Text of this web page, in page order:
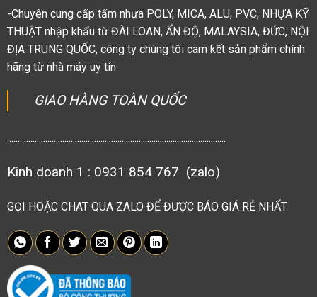
-Chuyên cung cấp tấm nhựa POLY, MICA, ALU, PVC, NHỰA KỸ
THUẬT nhập khẩu từ ĐÀI LOAN, ẤN ĐỘ, MALAYSIA, ĐỨC, NỘI
ĐỊA TRUNG QUỐC, công ty chúng tôi cam kết sản phẩm chính
hãng từ nhà máy uy tín
GIAO HÀNG TOÀN QUỐC
.......................................................................................................
Kinh doanh 1 : 0931 854 767 (zalo)
GỌI HOẶC CHAT QUA ZALO ĐỂ ĐƯỢC BÁO GIÁ RẺ NHẤT